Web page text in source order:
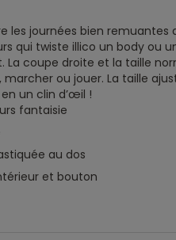
les journées bien remuantes
qui twiste illico un body ou
coupe droite et la taille
ou jouer. La taille
un clin d’œil !
fantaisie
au dos
et bouton